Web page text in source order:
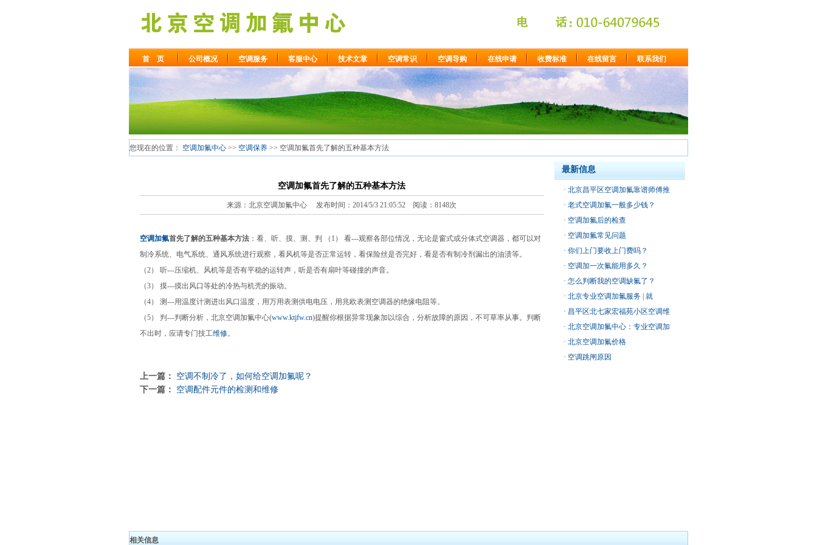
首 页 公司概况 空调服务 客服中心 技术文章 空调常识 空调导购 在线申请 收费标准 在线留言 联系我们
您现在的位置： 空调加氟中心 >> 空调保养 >> 空调加氟首先了解的五种基本方法
空调加氟首先了解的五种基本方法
来源：北京空调加氟中心 发布时间：2014/5/3 21:05:52 阅读：8148次
空调加氟首先了解的五种基本方法：看、听、摸、测、判 （1） 看---观察各部位情况，无论是窗式或分体式空调器，都可以对
制冷系统、电气系统、通风系统进行观察，看风机等是否正常运转，看保险丝是否完好，看是否有制冷剂漏出的油渍等。
（2） 听---压缩机、风机等是否有平稳的运转声，听是否有扇叶等碰撞的声音。
（3） 摸---摸出风口等处的冷热与机壳的振动。
（4） 测---用温度计测进出风口温度，用万用表测供电电压，用兆欧表测空调器的绝缘电阻等。
（5） 判---判断分析，北京空调加氟中心(www.ktjfw.cn)提醒你根据异常现象加以综合，分析故障的原因，不可草率从事。判断
不出时，应请专门技工维修。
上一篇：
空调不制冷了，如何给空调加氟呢？
下一篇：
空调配件元件的检测和维修
相关信息